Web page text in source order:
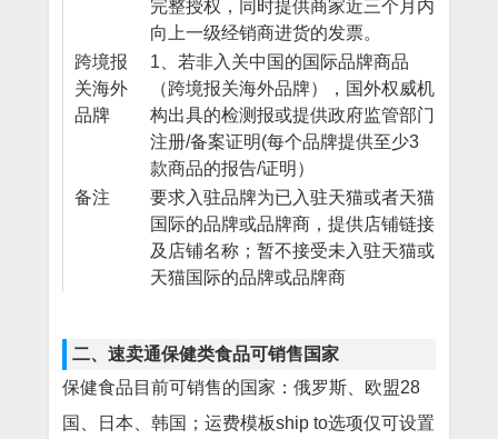
完整授权，同时提供商家近三个月内
向上一级经销商进货的发票。
跨境报
关海外
品牌
1、若非入关中国的国际品牌商品
（跨境报关海外品牌），国外权威机
构出具的检测报或提供政府监管部门
注册/备案证明(每个品牌提供至少3
款商品的报告/证明）
备注
要求入驻品牌为已入驻天猫或者天猫
国际的品牌或品牌商，提供店铺链接
及店铺名称；暂不接受未入驻天猫或
天猫国际的品牌或品牌商
二、速卖通保健类食品可销售国家
保健食品目前可销售的国家：俄罗斯、欧盟28
国、日本、韩国；运费模板ship to选项仅可设置